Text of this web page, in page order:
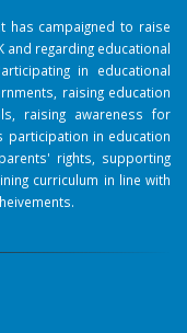
has campaigned to raise
and regarding educational
in educational
raising education
raising awareness for
in education
rights, supporting
curriculum in line with